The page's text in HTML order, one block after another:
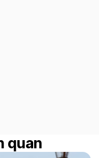
quan